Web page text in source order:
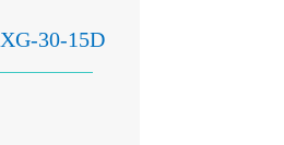
XG-30-15D